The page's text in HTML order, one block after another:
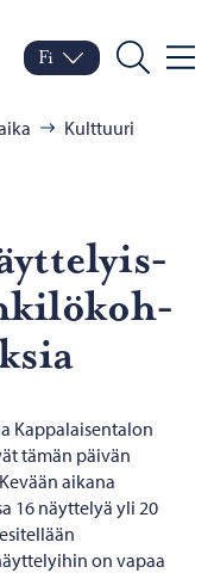
Porvoo – Siirry
Vaihda kieltä
Nykyinen kieli: Suomi
Fi
Hae
Kulttuuri
Kappalaisentalon
tämän päivän
aikana
16 näyttelyä yli 20
on vapaa